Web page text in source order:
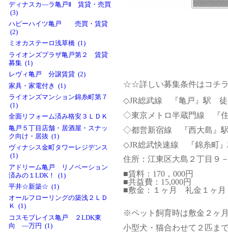
☆☆詳しい募集条件はコチ
◇JR総武線 『亀戸』駅 徒
◇東京メトロ半蔵門線 『
◇都営新宿線 『西大島』
◇JR総武快速線 『錦糸
住所：江東区大島２丁目９
■賃料：170 ，000円
■共益費：15,000円
■敷金：１ヶ月 礼金１ヶ月
※ペット飼育時は敷金２ヶ
小型犬・猫合わせて２匹ま
ディナスカ―ラ亀戸Ⅱ 賃貸・売買
(3)
ハピーハイツ亀戸 売買・賃貸
(2)
ミオカステーロ浅草橋 (1)
ライオンズプラザ亀戸第２ 賃貸
募集 (1)
レヴィ亀戸 分譲賃貸 (2)
家具・家電付き (1)
ライオンズマンション錦糸町第７
(1)
全面リフォーム済み格安３ＬＤＫ
亀戸５丁目店舗・居酒屋・スナッ
ク向け・居抜 (1)
ヴィナシス金町タワーレジデンス
(1)
アドリーム亀戸 リノベーション
済みの１LDK！ (1)
平井☆新築☆ (1)
オールフローリングの築浅２ＬＤ
Ｋ (1)
コスモプレイス亀戸 ２LDK東
向 ―万円 (1)